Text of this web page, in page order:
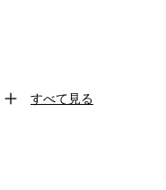
すべて見る